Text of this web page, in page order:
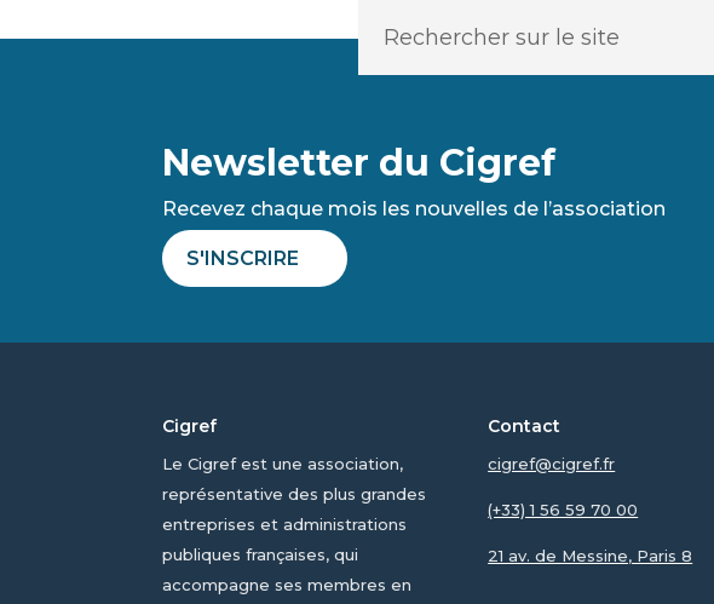
Newsletter du Cigref
Recevez chaque mois les nouvelles de l’association
S'INSCRIRE
Cigref
Le Cigref est une association,
représentative des plus grandes
entreprises et administrations
publiques françaises, qui
accompagne ses membres en
Contact
cigref@cigref.fr
(+33) 1 56 59 70 00
21 av. de Messine, Paris 8